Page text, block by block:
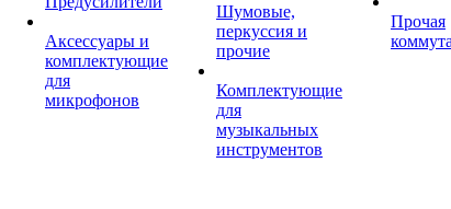
Аксессуары и
комплектующие
для
микрофонов
Шумовые,
перкуссия и
прочие
Комплектующие
для
музыкальных
инструментов
Прочая